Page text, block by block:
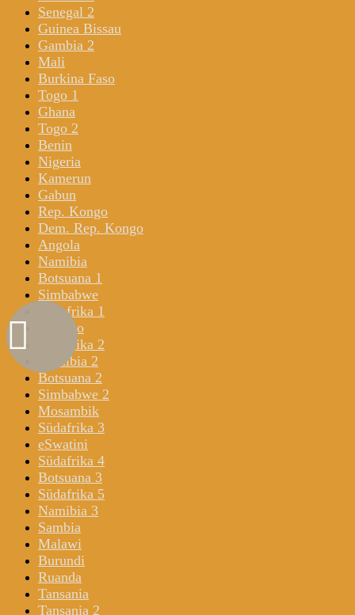
Senegal 2
Guinea Bissau
Gambia 2
Mali
Burkina Faso
Togo 1
Ghana
Togo 2
Benin
Nigeria
Kamerun
Gabun
Rep. Kongo
Dem. Rep. Kongo
Angola
Namibia
Botsuana 1
Simbabwe
Südafrika 1
Lesotho
Südafrika 2
Namibia 2
Botsuana 2
Simbabwe 2
Mosambik
Südafrika 3
eSwatini
Südafrika 4
Botsuana 3
Südafrika 5
Namibia 3
Sambia
Malawi
Burundi
Ruanda
Tansania
Tansania 2